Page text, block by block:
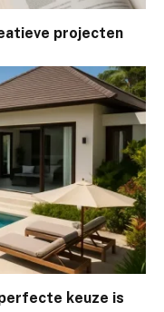
projecten
keuze is